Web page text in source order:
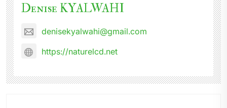
Denise KYALWAHI
denisekyalwahi@gmail.com
https://naturelcd.net